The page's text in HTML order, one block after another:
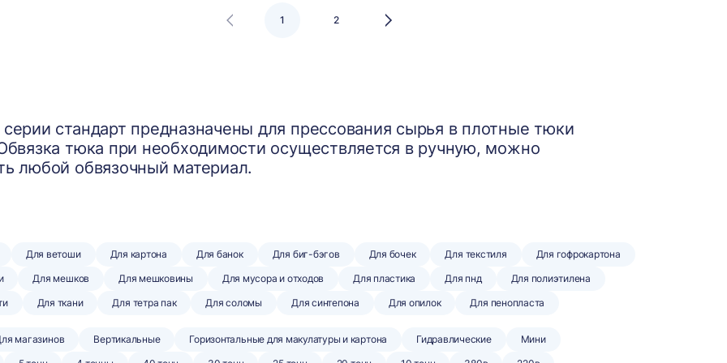
1 2
Следующая
стандарт предназначены для прессования сырья в плотные тюки
тюка при необходимости осуществляется в ручную, можно
любой обвязочный материал.
Для ветоши Для картона Для банок Для биг-бэгов Для бочек Для текстиля
Для гофрокартона
Для мешков Для мешковины Для мусора и отходов Для пластика Для пнд
Для полиэтилена
Для ткани Для тетра пак Для соломы Для синтепона Для опилок Для пенопласта
магазинов Вертикальные Горизонтальные для макулатуры и картона Гидравлические
Мини